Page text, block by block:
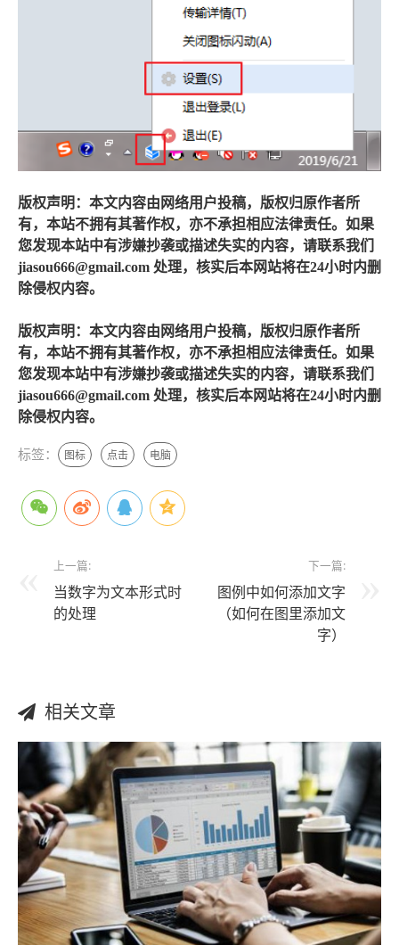
版权声明：本文内容由网络用户投稿，版权归原作者所
有，本站不拥有其著作权，亦不承担相应法律责任。如果
您发现本站中有涉嫌抄袭或描述失实的内容，请联系我们
jiasou666@gmail.com 处理，核实后本网站将在24小时内删
除侵权内容。
版权声明：本文内容由网络用户投稿，版权归原作者所
有，本站不拥有其著作权，亦不承担相应法律责任。如果
您发现本站中有涉嫌抄袭或描述失实的内容，请联系我们
jiasou666@gmail.com 处理，核实后本网站将在24小时内删
除侵权内容。
标签： 图标 点击 电脑
上一篇:
当数字为文本形式时
的处理
下一篇:
图例中如何添加文字
（如何在图里添加文
字）
相关文章